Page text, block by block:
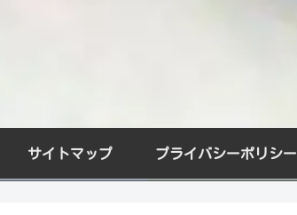
サイトマップ プライバシーポリシー